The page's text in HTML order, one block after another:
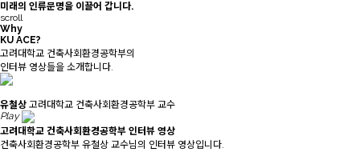
미래의 인류문명을 이끌어 갑니다.
scroll
Why
KU ACE?
고려대학교 건축사회환경공학부의
인터뷰 영상들을 소개합니다.
유철상 고려대학교 건축사회환경공학부 교수
Play
고려대학교 건축사회환경공학부 인터뷰 영상
건축사회환경공학부 유철상 교수님의 인터뷰 영상입니다.